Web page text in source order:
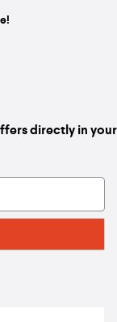
directly in your